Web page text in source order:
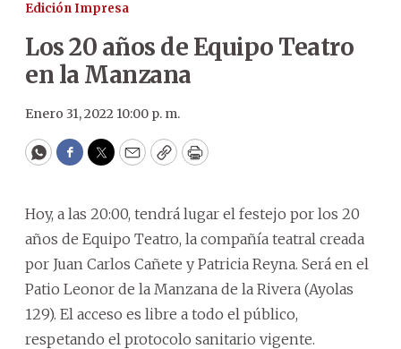
Edición Impresa
Los 20 años de Equipo Teatro
en la Manzana
Enero 31, 2022 10:00 p. m.
WhatsApp
Facebook
Twitter
EmailCopyPrint
Hoy, a las 20:00, tendrá lugar el festejo por los 20
años de Equipo Teatro, la compañía teatral creada
por Juan Carlos Cañete y Patricia Reyna. Será en el
Patio Leonor de la Manzana de la Rivera (Ayolas
129). El acceso es libre a todo el público,
respetando el protocolo sanitario vigente.